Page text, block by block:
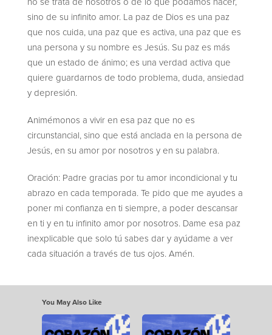
sino de su infinito amor. La paz de Dios es una paz
que nos cuida, una paz que es activa, una paz que es
una persona y su nombre es Jesús. Su paz es más
que un estado de ánimo; es una verdad activa que
quiere guardarnos de todo problema, duda, ansiedad
y depresión.
Animémonos a vivir en esa paz que no es
circunstancial, sino que está anclada en la persona de
Jesús, en su amor por nosotros y en su palabra.
Oración: Padre gracias por tu amor incondicional y tu
abrazo en cada temporada. Te pido que me ayudes a
poner mi confianza en ti siempre, a poder descansar
en ti y en tu infinito amor por nosotros. Dame esa paz
inexplicable que solo tú sabes dar y ayúdame a ver
cada situación a través de tus ojos. Amén.
You May Also Like